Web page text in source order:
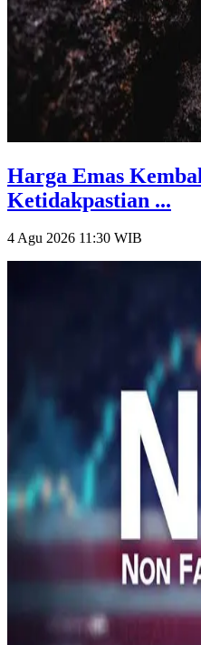
Harga Emas
Ketidakpastian ...
4 Agu 2026 11:30 WIB